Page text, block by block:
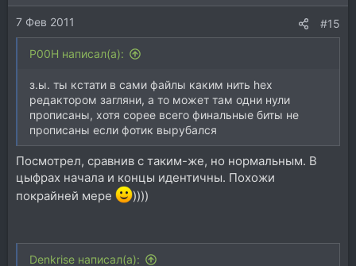
7 Фев 2011 #15
P00H написал(а):
з.ы. ты кстати в сами файлы каким нить hex
редактором загляни, а то может там одни нули
прописаны, хотя сорее всего финальные биты не
прописаны если фотик вырубался
Посмотрел, сравнив с таким-же, но нормальным. В
цыфрах начала и концы идентичны. Похожи
покрайней мере
))))
Denkrise написал(а):